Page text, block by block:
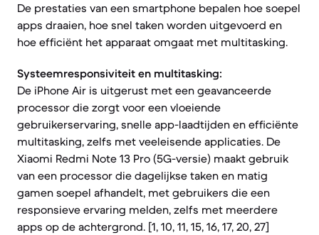
De prestaties van een smartphone bepalen hoe soepel
apps draaien, hoe snel taken worden uitgevoerd en
hoe efficiënt het apparaat omgaat met multitasking.
Systeemresponsiviteit en multitasking:
De iPhone Air is uitgerust met een geavanceerde
processor die zorgt voor een vloeiende
gebruikerservaring, snelle app-laadtijden en efficiënte
multitasking, zelfs met veeleisende applicaties. De
Xiaomi Redmi Note 13 Pro (5G-versie) maakt gebruik
van een processor die dagelijkse taken en matig
gamen soepel afhandelt, met gebruikers die een
responsieve ervaring melden, zelfs met meerdere
apps op de achtergrond. [1, 10, 11, 15, 16, 17, 20, 27]